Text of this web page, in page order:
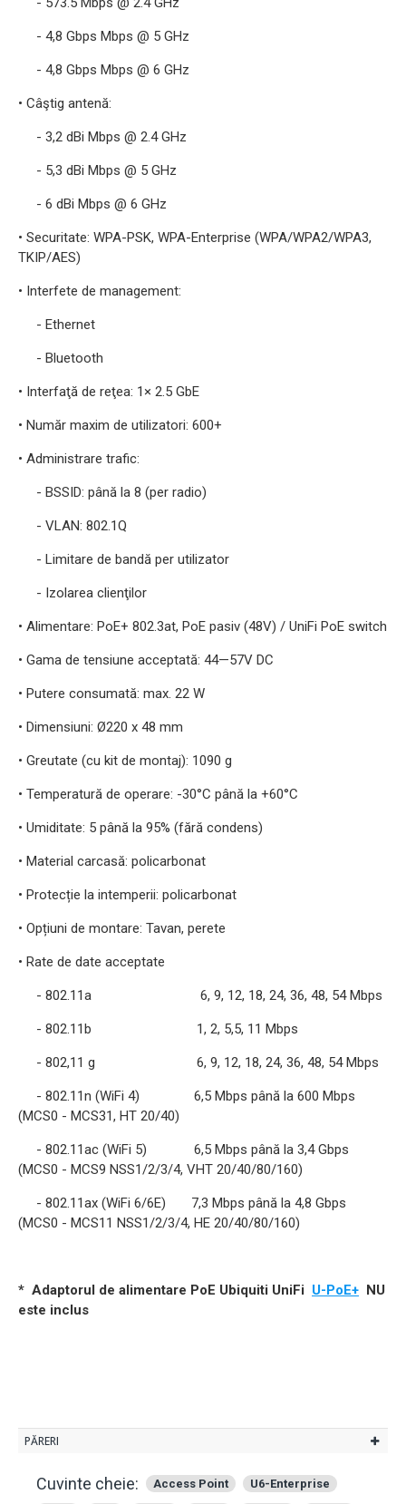
- 4,8 Gbps Mbps @ 5 GHz
- 4,8 Gbps Mbps @ 6 GHz
• Câştig antenă:
- 3,2 dBi Mbps @ 2.4 GHz
- 5,3 dBi Mbps @ 5 GHz
- 6 dBi Mbps @ 6 GHz
• Securitate: WPA-PSK, WPA-Enterprise (WPA/WPA2/WPA3,
TKIP/AES)
• Interfete de management:
- Ethernet
- Bluetooth
• Interfaţă de reţea: 1× 2.5 GbE
• Număr maxim de utilizatori: 600+
• Administrare trafic:
- BSSID: până la 8 (per radio)
- VLAN: 802.1Q
- Limitare de bandă per utilizator
- Izolarea clienţilor
• Alimentare: PoE+ 802.3at, PoE pasiv (48V) / UniFi PoE switch
• Gama de tensiune acceptată: 44—57V DC
• Putere consumată: max. 22 W
• Dimensiuni: Ø220 x 48 mm
• Greutate (cu kit de montaj): 1090 g
• Temperatură de operare: -30°C până la +60°C
• Umiditate: 5 până la 95% (fără condens)
• Material carcasă: policarbonat
• Protecție la intemperii: policarbonat
• Opțiuni de montare: Tavan, perete
• Rate de date acceptate
- 802.11a 6, 9, 12, 18, 24, 36, 48, 54 Mbps
- 802.11b 1, 2, 5,5, 11 Mbps
- 802,11 g 6, 9, 12, 18, 24, 36, 48, 54 Mbps
- 802.11n (WiFi 4) 6,5 Mbps până la 600 Mbps
(MCS0 - MCS31, HT 20/40)
- 802.11ac (WiFi 5) 6,5 Mbps până la 3,4 Gbps
(MCS0 - MCS9 NSS1/2/3/4, VHT 20/40/80/160)
- 802.11ax (WiFi 6/6E) 7,3 Mbps până la 4,8 Gbps
(MCS0 - MCS11 NSS1/2/3/4, HE 20/40/80/160)
* Adaptorul de alimentare PoE Ubiquiti UniFi U-PoE+ NU
este inclus
PĂRERI
Cuvinte cheie: Access Point U6-Enterprise